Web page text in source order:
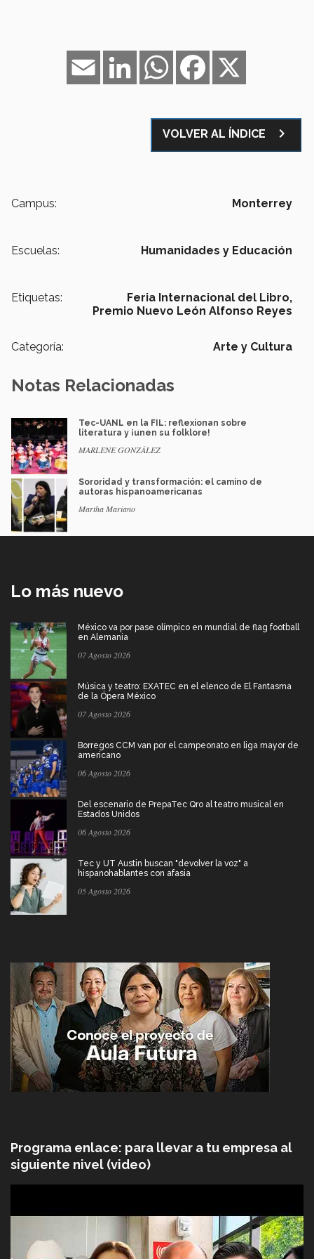
Facebook
WhatsApp
LinkedIn
Email
VOLVER AL ÍNDICE navigate_next
Campus: Monterrey
Escuelas: Humanidades y Educación
Etiquetas:
Feria Internacional del Libro,
Premio Nuevo León Alfonso Reyes
Categoría: Arte y Cultura
Notas Relacionadas
Tec-UANL en la FIL: reflexionan sobre
literatura y ¡unen su folklore!
MARLENE GONZÁLEZ
Sororidad y transformación: el camino de
autoras hispanoamericanas
Martha Mariano
Lo más nuevo
México va por pase olímpico en mundial de flag football
en Alemania
07 Agosto 2026
Música y teatro: EXATEC en el elenco de El Fantasma
de la Ópera México
07 Agosto 2026
Borregos CCM van por el campeonato en liga mayor de
americano
06 Agosto 2026
Del escenario de PrepaTec Qro al teatro musical en
Estados Unidos
06 Agosto 2026
Tec y UT Austin buscan "devolver la voz" a
hispanohablantes con afasia
05 Agosto 2026
Programa enlace: para llevar a tu empresa al
siguiente nivel (video)